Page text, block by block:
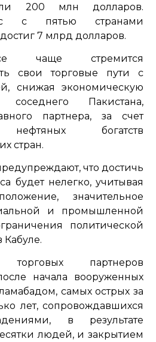
200 млн долларов.
с пятью странами
7 млрд долларов.
чаще стремится
свои торговые пути с
снижая экономическую
Пакистана,
партнера, за счет
нефтяных богатств
стран.
что достичь
будет нелегко, учитывая
значительное
и промышленной
политической
Кабуле.
партнеров
начала вооруженных
самых острых за
лет, сопровождавшихся
в результате
людей, и закрытием